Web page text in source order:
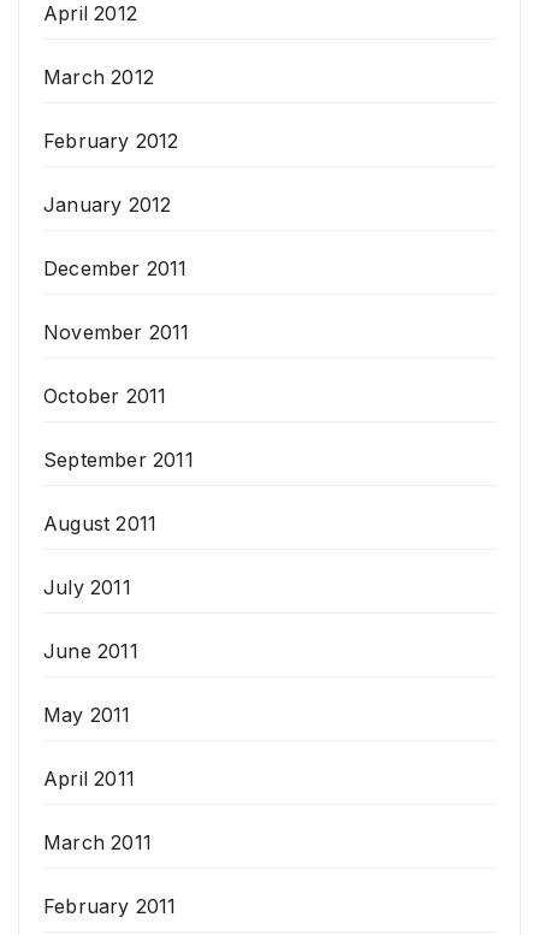
April 2012
March 2012
February 2012
January 2012
December 2011
November 2011
October 2011
September 2011
August 2011
July 2011
June 2011
May 2011
April 2011
March 2011
February 2011